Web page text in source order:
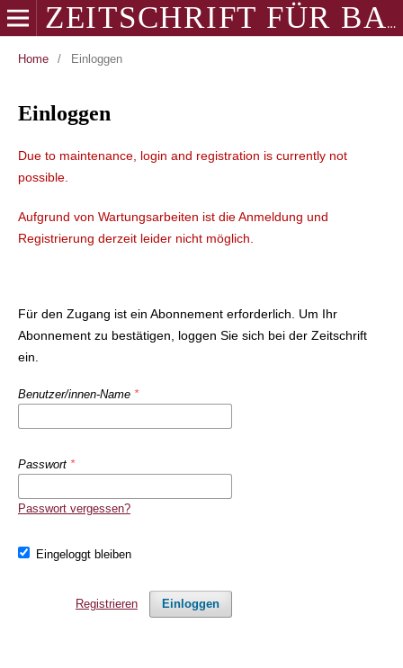
ZEITSCHRIFT FÜR BALKANOLOGIE
Home / Einloggen
Einloggen
Due to maintenance, login and registration is currently not
possible.
Aufgrund von Wartungsarbeiten ist die Anmeldung und
Registrierung derzeit leider nicht möglich.
Für den Zugang ist ein Abonnement erforderlich. Um Ihr
Abonnement zu bestätigen, loggen Sie sich bei der Zeitschrift
ein.
Benutzer/innen-Name *
Passwort *
Passwort vergessen?
Eingeloggt bleiben
Einloggen
Registrieren